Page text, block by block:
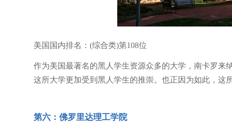
美国国内排名：(综合类)第108位
作为美国最著名的黑人学生资源众多的大学，南卡罗来
这所大学更加受到黑人学生的推崇。也正因为如此，这
第六：佛罗里达理工学院